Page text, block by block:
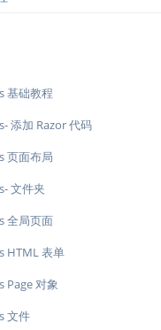
基础教程
添加 Razor 代码
页面布局
文件夹
全局页面
HTML 表单
Page 对象
文件